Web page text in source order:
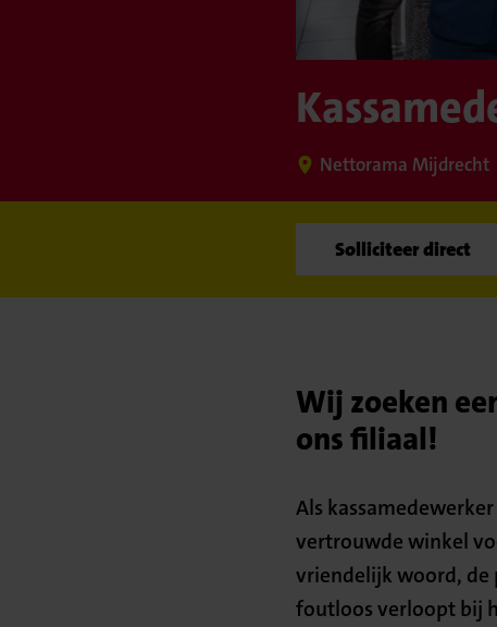
Nettorama Mijdrecht
Solliciteer direct
Wij zoeken
ons filiaal!
Als
vertrouwde winkel
vriendelijk woord, de
foutloos verloopt bij